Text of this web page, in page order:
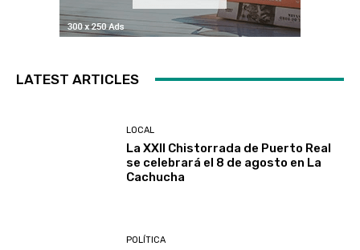
LATEST ARTICLES
LOCAL
La XXII Chistorrada de Puerto Real
se celebrará el 8 de agosto en La
Cachucha
POLÍTICA